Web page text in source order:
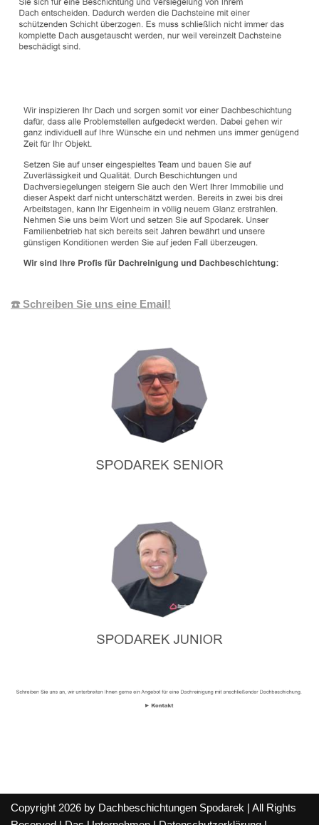
☎️ Schreiben Sie uns eine Email!
Copyright 2026 by Dachbeschichtungen Spodarek | All Rights